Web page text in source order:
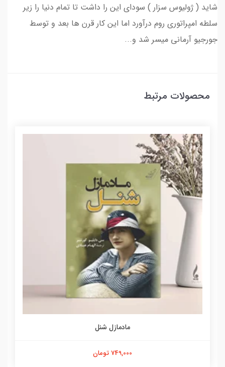
شاید ( ژولیوس سزار ) سودای این را داشت تا تمام دنیا را زیر
سلطه امپراتوری روم درآورد اما این کار قرن ها بعد و توسط
جورجیو آرمانی میسر شد و...
محصولات مرتبط
مادمازل شنل
749,000 تومان